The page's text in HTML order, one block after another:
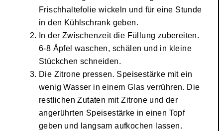
Frischhaltefolie wickeln und für eine Stunde
in den Kühlschrank geben.
In der Zwischenzeit die Füllung zubereiten.
6-8 Äpfel waschen, schälen und in kleine
Stückchen schneiden.
Die Zitrone pressen. Speisestärke mit ein
wenig Wasser in einem Glas verrühren. Die
restlichen Zutaten mit Zitrone und der
angerührten Speisestärke in einen Topf
geben und langsam aufkochen lassen.